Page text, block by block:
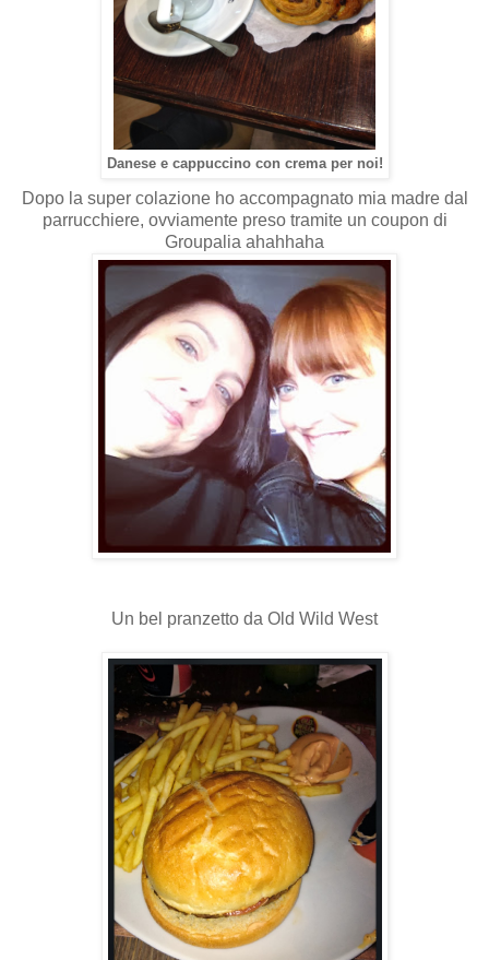
Danese e cappuccino con crema per noi!
Dopo la super colazione ho accompagnato mia madre dal
parrucchiere, ovviamente preso tramite un coupon di
Groupalia ahahhaha
Un bel pranzetto da Old Wild West